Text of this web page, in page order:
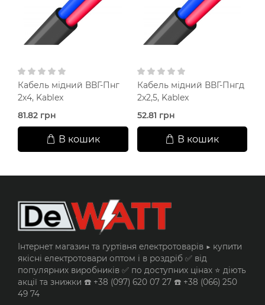
Кабель мідний ВВГ-Пнг
2х4, Kablex
81.82 грн
В кошик
Кабель мідний ВВГ-Пнгд
2х2,5, Kablex
52.81 грн
В кошик
Інтернет магазин та гуртівня електротоварів ▶️ купити
якісні електротовари оптом і в роздріб ✅ від
популярних виробників ✅ по доступних цінах ⭐ діють
акції та знижки ☎️ +38 (097) 620 07 27 ☎️ +38 (066) 250
49 74